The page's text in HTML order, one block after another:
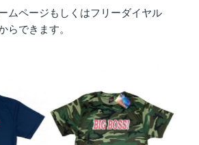
ムページもしくはフリーダイヤル
らできます。